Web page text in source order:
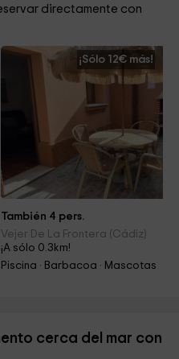
directamente con
¡Sólo 12€ más!
También 4 pers.
Vejer De La Frontera (Cádiz)
¡A sólo 0.3km!
Piscina · Barbacoa · Mascotas
cerca del mar con